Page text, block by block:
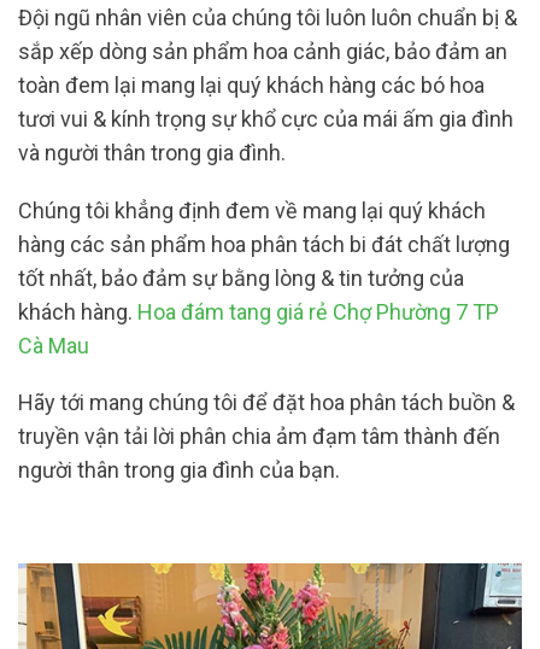
Đội ngũ nhân viên của chúng tôi luôn luôn chuẩn bị &
sắp xếp dòng sản phẩm hoa cảnh giác, bảo đảm an
toàn đem lại mang lại quý khách hàng các bó hoa
tươi vui & kính trọng sự khổ cực của mái ấm gia đình
và người thân trong gia đình.
Chúng tôi khẳng định đem về mang lại quý khách
hàng các sản phẩm hoa phân tách bi đát chất lượng
tốt nhất, bảo đảm sự bằng lòng & tin tưởng của
khách hàng. Hoa đám tang giá rẻ Chợ Phường 7 TP
Cà Mau
Hãy tới mang chúng tôi để đặt hoa phân tách buồn &
truyền vận tải lời phân chia ảm đạm tâm thành đến
người thân trong gia đình của bạn.